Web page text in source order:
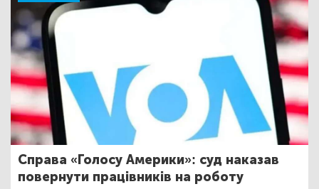
Справа «Голосу Америки»: суд наказав
повернути працівників на роботу